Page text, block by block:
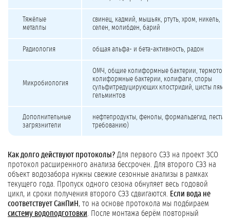
Тяжёлые
металлы
свинец, кадмий, мышьяк, ртуть, хром, никель,
селен, молибден, барий
Радиология общая альфа- и бета-активность, радон
Микробиология
ОМЧ, общие колиформные бактерии,
колиформные бактерии, колифаги, споры
сульфитредуцирующих клостридий, цисты
гельминтов
Дополнительные
загрязнители
нефтепродукты, фенолы, формальдегид,
требованию)
Как долго действуют протоколы? Для первого СЭЗ на проект ЗСО
протокол расширенного анализа бессрочен. Для второго СЭЗ на
объект водозабора нужны свежие сезонные анализы в рамках
текущего года. Пропуск одного сезона обнуляет весь годовой
цикл, и сроки получения второго СЭЗ сдвигаются.
Если вода не
соответствует СанПиН, то на основе протокола мы подбираем
систему водоподготовки . После монтажа берём повторный